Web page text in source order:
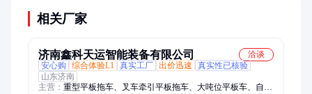
相关厂家
济南鑫科天运智能装备有限公司
洽谈
安心购
综合体验L1 真实工厂 出价迅速
真实性已核验
山东济南
主营： 重型平板拖车、叉车牵引平板拖车、大吨位平板车、自动